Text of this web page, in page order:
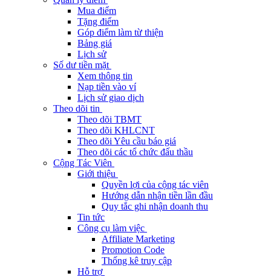
Mua điểm
Tặng điểm
Góp điểm làm từ thiện
Bảng giá
Lịch sử
Số dư tiền mặt
Xem thông tin
Nạp tiền vào ví
Lịch sử giao dịch
Theo dõi tin
Theo dõi TBMT
Theo dõi KHLCNT
Theo dõi Yêu cầu báo giá
Theo dõi các tổ chức đấu thầu
Cộng Tác Viên
Giới thiệu
Quyền lợi của cộng tác viên
Hướng dẫn nhận tiền lần đầu
Quy tắc ghi nhận doanh thu
Tin tức
Công cụ làm việc
Affiliate Marketing
Promotion Code
Thống kê truy cập
Hỗ trợ